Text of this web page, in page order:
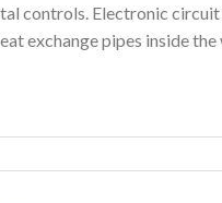
controls. Electronic
exchange pipes inside